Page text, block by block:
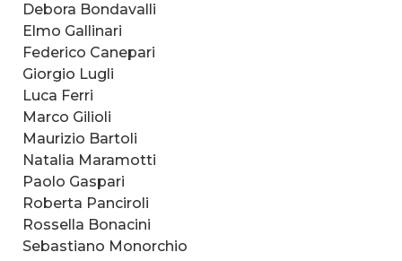
Debora Bondavalli
Elmo Gallinari
Federico Canepari
Giorgio Lugli
Luca Ferri
Marco Gilioli
Maurizio Bartoli
Natalia Maramotti
Paolo Gaspari
Roberta Panciroli
Rossella Bonacini
Sebastiano Monorchio